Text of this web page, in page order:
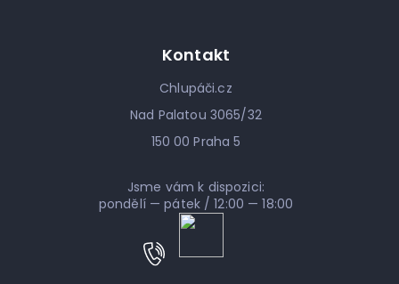
Kontakt
Chlupáči.cz
Nad Palatou 3065/32
150 00 Praha 5
Jsme vám k dispozici:
pondělí — pátek / 12:00 — 18:00